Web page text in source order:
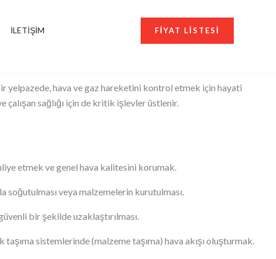
İLETIŞIM FIYAT LISTESI
yelpazede, hava ve gaz hareketini kontrol etmek için hayati
sağlığı için de kritik işlevler üstlenir.
etmek ve genel hava kalitesini korumak.
soğutulması veya malzemelerin kurutulması.
bir şekilde uzaklaştırılması.
sistemlerinde (malzeme taşıma) hava akışı oluşturmak.